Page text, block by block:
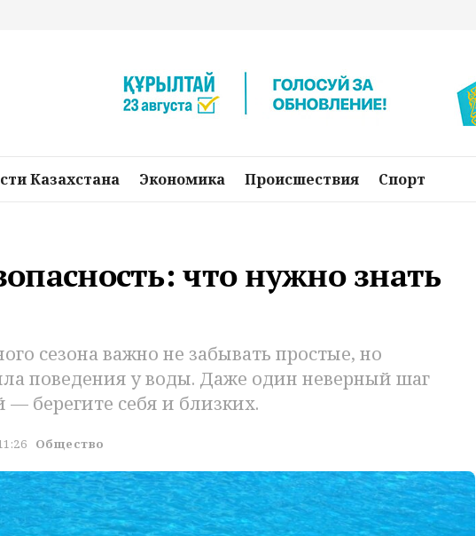
Казахстана Экономика Происшествия Спорт
что нужно знать
сезона важно не забывать простые, но
поведения у воды. Даже один неверный шаг
берегите себя и близких.
Общество